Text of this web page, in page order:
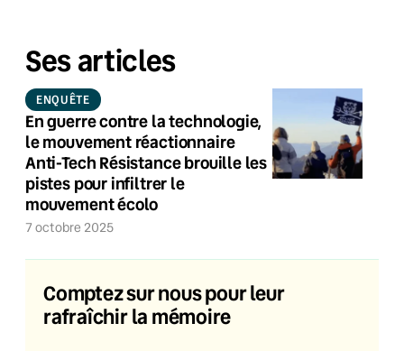
Ses articles
ENQUÊTE
En guerre contre la technologie,
le mouvement réactionnaire
Anti-Tech Résistance brouille les
pistes pour infiltrer le
mouvement écolo
7 octobre 2025
Comptez sur nous pour leur
rafraîchir la mémoire